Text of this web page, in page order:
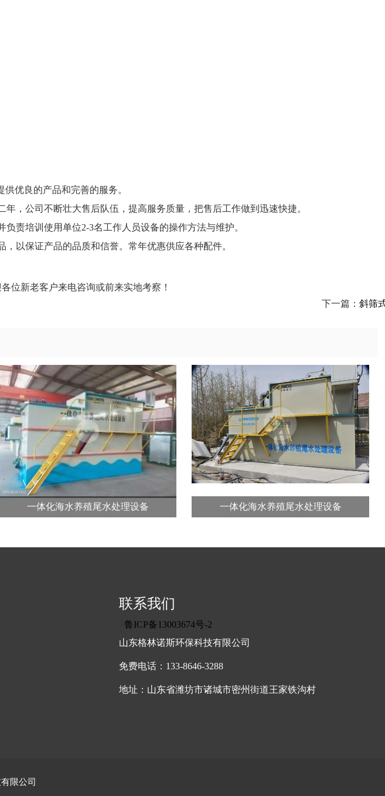
优良的产品和完善的服务。
，公司不断壮大售后队伍，提高服务质量，把售后工作做到迅速快捷。
责培训使用单位2-3名工作人员设备的操作方法与维护。
以保证产品的品质和信誉。常年优惠供应各种配件。
位新老客户来电咨询或前来实地考察！
下一篇：斜筛
一体化海水养殖尾水处理设备 一体化海水养殖尾水处理设备
联系我们
鲁ICP备13003674号-2
山东格林诺斯环保科技有限公司
免费电话：133-8646-3288
地址：山东省潍坊市诸城市密州街道王家铁沟村
有限公司